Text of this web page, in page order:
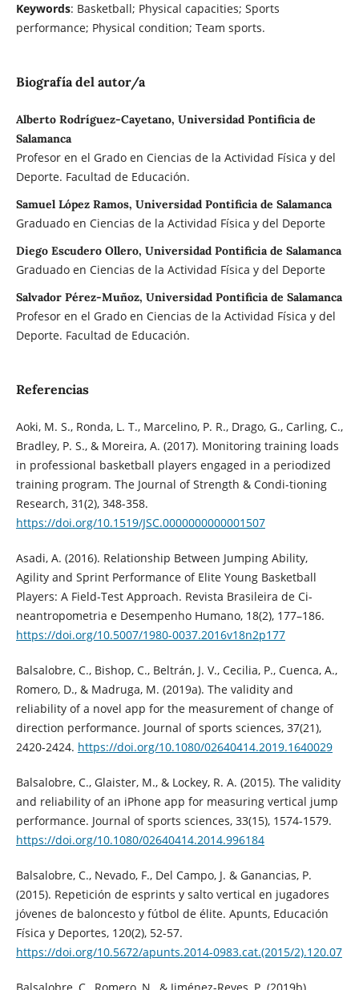
Keywords: Basketball; Physical capacities; Sports
performance; Physical condition; Team sports.
Biografía del autor/a
Alberto Rodríguez-Cayetano, Universidad Pontificia de
Salamanca
Profesor en el Grado en Ciencias de la Actividad Física y del
Deporte. Facultad de Educación.
Samuel López Ramos, Universidad Pontificia de Salamanca
Graduado en Ciencias de la Actividad Física y del Deporte
Diego Escudero Ollero, Universidad Pontificia de Salamanca
Graduado en Ciencias de la Actividad Física y del Deporte
Salvador Pérez-Muñoz, Universidad Pontificia de Salamanca
Profesor en el Grado en Ciencias de la Actividad Física y del
Deporte. Facultad de Educación.
Referencias
Aoki, M. S., Ronda, L. T., Marcelino, P. R., Drago, G., Carling, C.,
Bradley, P. S., & Moreira, A. (2017). Monitoring training loads
in professional basketball players engaged in a periodized
training program. The Journal of Strength & Condi-tioning
Research, 31(2), 348-358.
https://doi.org/10.1519/JSC.0000000000001507
Asadi, A. (2016). Relationship Between Jumping Ability,
Agility and Sprint Performance of Elite Young Basketball
Players: A Field-Test Approach. Revista Brasileira de Ci-
neantropometria e Desempenho Humano, 18(2), 177–186.
https://doi.org/10.5007/1980-0037.2016v18n2p177
Balsalobre, C., Bishop, C., Beltrán, J. V., Cecilia, P., Cuenca, A.,
Romero, D., & Madruga, M. (2019a). The validity and
reliability of a novel app for the measurement of change of
direction performance. Journal of sports sciences, 37(21),
2420-2424. https://doi.org/10.1080/02640414.2019.1640029
Balsalobre, C., Glaister, M., & Lockey, R. A. (2015). The validity
and reliability of an iPhone app for measuring vertical jump
performance. Journal of sports sciences, 33(15), 1574-1579.
https://doi.org/10.1080/02640414.2014.996184
Balsalobre, C., Nevado, F., Del Campo, J. & Ganancias, P.
(2015). Repetición de esprints y salto vertical en jugadores
jóvenes de baloncesto y fútbol de élite. Apunts, Educación
Física y Deportes, 120(2), 52-57.
https://doi.org/10.5672/apunts.2014-0983.cat.(2015/2).120.07